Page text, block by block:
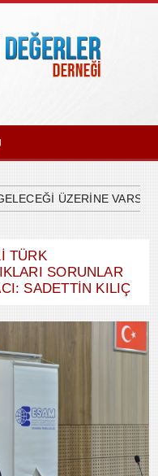
ÜZERİNE
TÜRK
SORUNLAR
SADETTIN KILIÇ